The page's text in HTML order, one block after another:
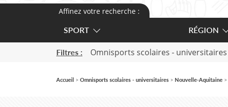
Affinez votre recherche :
SPORT
RÉGION
Filtres : Omnisports scolaires - universitaires
Accueil Omnisports scolaires - universitaires Nouvelle-Aquitaine